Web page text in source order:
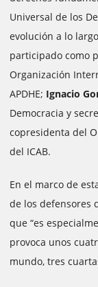
Universal de los
evolución a lo
participado como
Organización
APDHE; Ignacio
Democracia y
copresidenta del
del ICAB.
En el marco de
de los defensores
que “es
provoca unos
mundo, tres